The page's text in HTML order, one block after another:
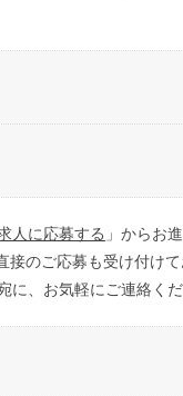
人に応募する 」からお
のご応募も受け付けて
に、お気軽にご連絡くだ